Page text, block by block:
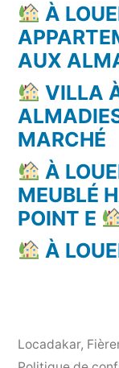
À
AUX
VILLA
MARCHÉ
À
MEUBLÉ
POINT E
À
Locadakar,